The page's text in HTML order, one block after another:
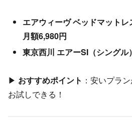
エアウィーヴ ベッドマットレ
月額6,980円
東京西川 エアーSI（シングル）
▶ おすすめポイント ：安いプラ
お試しできる！